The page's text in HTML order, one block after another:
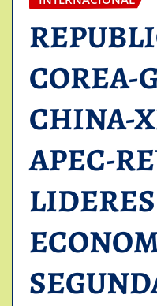
COREA-
CHINA-
APEC-
LIDERES